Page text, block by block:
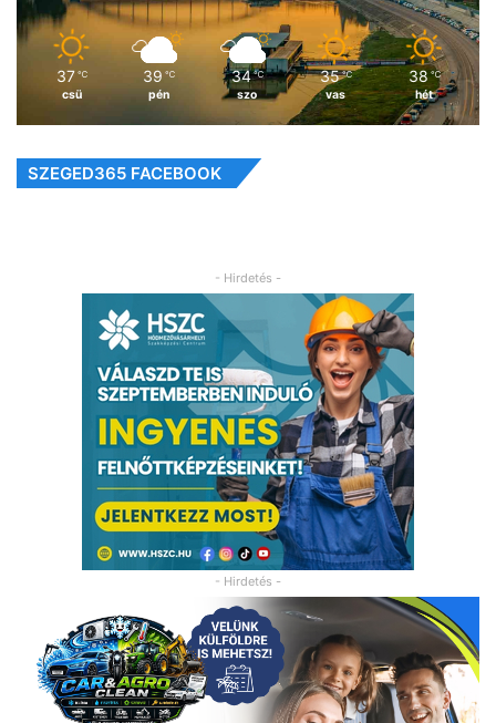
37 ℃
csü
39 ℃
pén
34 ℃
szo
35 ℃
vas
38 ℃
hét
SZEGED365 FACEBOOK
- Hirdetés -
- Hirdetés -